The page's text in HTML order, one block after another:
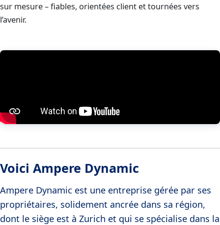
sur mesure – fiables, orientées client et tournées vers
l’avenir.
Voici Ampere Dynamic
Ampere Dynamic est une entreprise gérée par ses
propriétaires, solidement ancrée dans sa région,
dont le siège est à Zurich et qui se spécialise dans la